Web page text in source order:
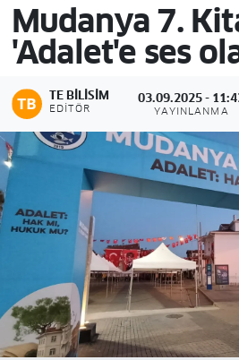
Mudanya 7.
'Adalet'e ses
TE BILISIM
EDITÖR
03.09.2025 -
YAYINLANMA
Son Dakika Haberleri